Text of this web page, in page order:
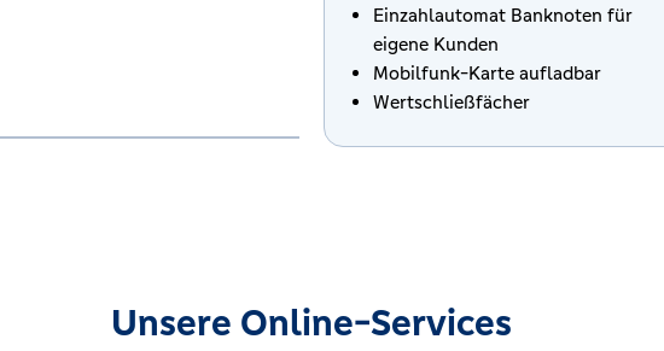
Einzahlautomat Banknoten für
eigene Kunden
Mobilfunk-Karte aufladbar
Wertschließfächer
Unsere Online-Services